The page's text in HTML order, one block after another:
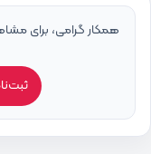
همکار گرامی، برای